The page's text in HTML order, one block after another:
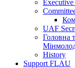
UAF
Головна
History
Support FLAU